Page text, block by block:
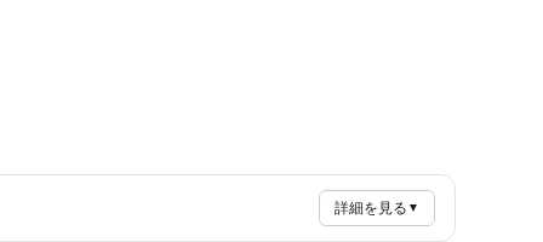
詳細を見る ▼